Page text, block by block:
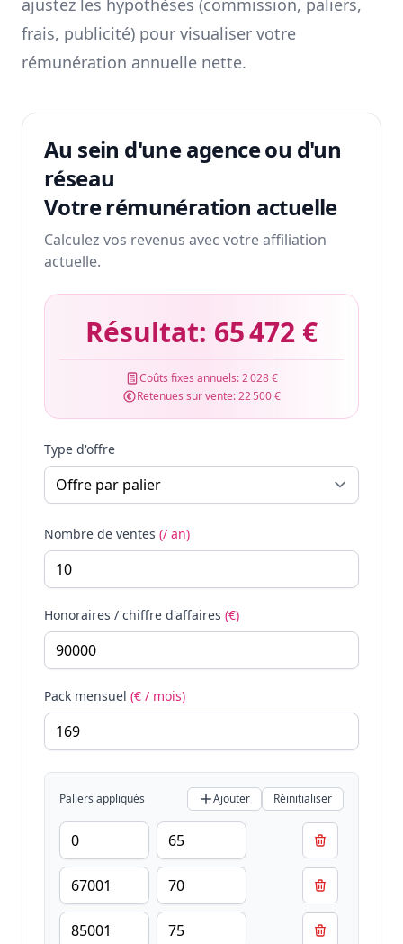
ajustez les hypothèses (commission, paliers,
frais, publicité) pour visualiser votre
rémunération annuelle nette.
Au sein d'une agence ou d'un
réseau
Votre rémunération actuelle
Calculez vos revenus avec votre affiliation
actuelle.
Résultat: 65 472 €
Coûts fixes annuels:2 028 €
Retenues sur vente:22 500 €
Type d'offre
Nombre de ventes (/ an)
Honoraires / chiffre d'affaires (€)
Pack mensuel (€ / mois)
Paliers appliqués Ajouter Réinitialiser